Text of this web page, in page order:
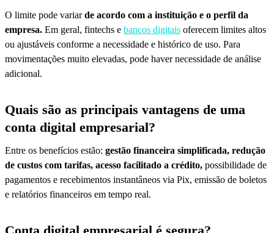
O limite pode variarde acordo com a instituição e o perfil da
empresa. Em geral, fintechs e bancos digitais oferecem limites altos
ou ajustáveis conforme a necessidade e histórico de uso. Para
movimentações muito elevadas, pode haver necessidade de análise
adicional.
Quais são as principais vantagens de uma
conta digital empresarial?
Entre os benefícios estão: gestão financeira simplificada, redução
de custos com tarifas, acesso facilitado a crédito, possibilidade de
pagamentos e recebimentos instantâneos via Pix, emissão de boletos
e relatórios financeiros em tempo real.